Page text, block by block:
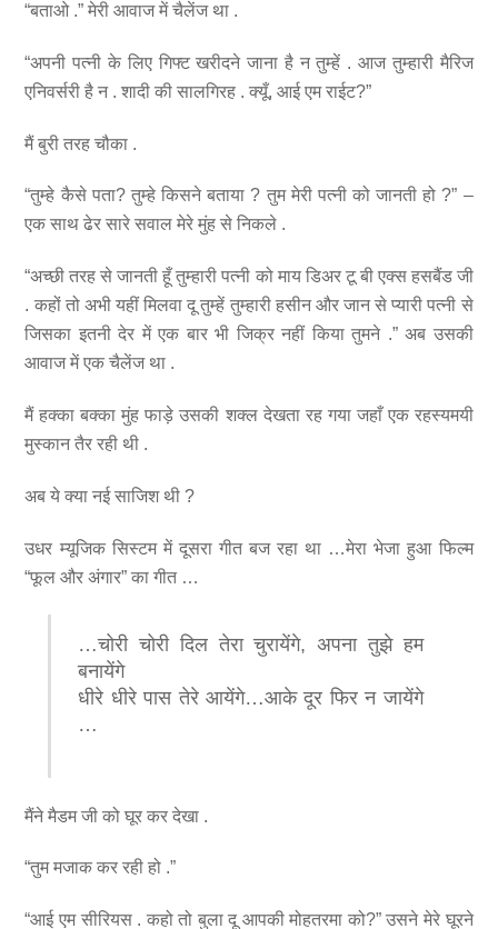
“बताओ .” मेरी आवाज में चैलेंज था .
“अपनी पत्नी के लिए गिफ्ट खरीदने जाना है न तुम्हें . आज तुम्हारी मैरिज
एनिवर्सरी है न . शादी की सालगिरह . क्यूँ, आई एम राईट?”
मैं बुरी तरह चौका .
“तुम्हे कैसे पता? तुम्हे किसने बताया ? तुम मेरी पत्नी को जानती हो ?” –
एक साथ ढेर सारे सवाल मेरे मुंह से निकले .
“अच्छी तरह से जानती हूँ तुम्हारी पत्नी को माय डिअर टू बी एक्स हसबैंड जी
. कहों तो अभी यहीं मिलवा दू तुम्हें तुम्हारी हसीन और जान से प्यारी पत्नी से
जिसका इतनी देर में एक बार भी जिक्र नहीं किया तुमने .” अब उसकी
आवाज में एक चैलेंज था .
मैं हक्का बक्का मुंह फाड़े उसकी शक्ल देखता रह गया जहाँ एक रहस्यमयी
मुस्कान तैर रही थी .
अब ये क्या नई साजिश थी ?
उधर म्यूजिक सिस्टम में दूसरा गीत बज रहा था …मेरा भेजा हुआ फिल्म
“फूल और अंगार” का गीत …
…चोरी चोरी दिल तेरा चुरायेंगे, अपना तुझे हम
बनायेंगे
धीरे धीरे पास तेरे आयेंगे…आके दूर फिर न जायेंगे
…
मैंने मैडम जी को घूर कर देखा .
“तुम मजाक कर रही हो .”
“आई एम सीरियस . कहो तो बुला दू आपकी मोहतरमा को?” उसने मेरे घूरने